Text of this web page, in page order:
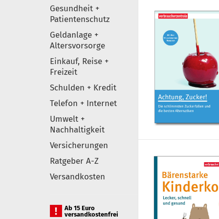
Gesundheit +
Patientenschutz
Geldanlage +
Altersvorsorge
Einkauf, Reise +
Freizeit
Schulden + Kredit
Telefon + Internet
Umwelt +
Nachhaltigkeit
Versicherungen
Ratgeber A-Z
Versandkosten
Ab 15 Euro
versandkostenfrei